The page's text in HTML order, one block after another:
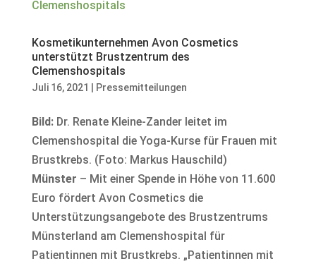
Kosmetikunternehmen Avon Cosmetics
unterstützt Brustzentrum des
Clemenshospitals
Juli 16, 2021 Pressemitteilungen
Bild:Dr. Renate Kleine-Zander leitet im
Clemenshospital die Yoga-Kurse für Frauen mit
Brustkrebs. (Foto: Markus Hauschild)
Münster – Mit einer Spende in Höhe von 11.600
Euro fördert Avon Cosmetics die
Unterstützungsangebote des Brustzentrums
Münsterland am Clemenshospital für
Patientinnen mit Brustkrebs. „Patientinnen mit